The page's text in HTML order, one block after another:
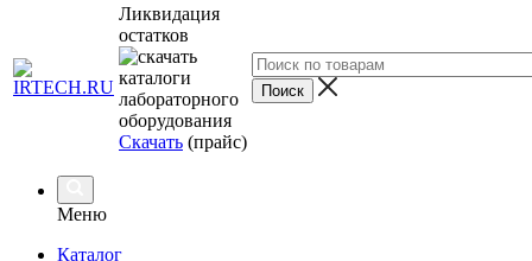
Ликвидация
остатков
Скачать (прайс)
Меню
Каталог